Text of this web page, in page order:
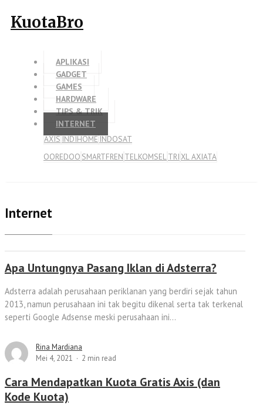
KuotaBro
APLIKASI
GADGET
GAMES
HARDWARE
TIPS & TRIK
INTERNET
AXISINDIHOMEINDOSAT
OOREDOO SMARTFREN TELKOMSELTRIXL AXIATA
Internet
Apa Untungnya Pasang Iklan di Adsterra?
Adsterra adalah perusahaan periklanan yang berdiri sejak tahun
2013, namun perusahaan ini tak begitu dikenal serta tak terkenal
seperti Google Adsense meski perusahaan ini...
Rina Mardiana
Mei 4, 2021
2 min read
Cara Mendapatkan Kuota Gratis Axis (dan
Kode Kuota)